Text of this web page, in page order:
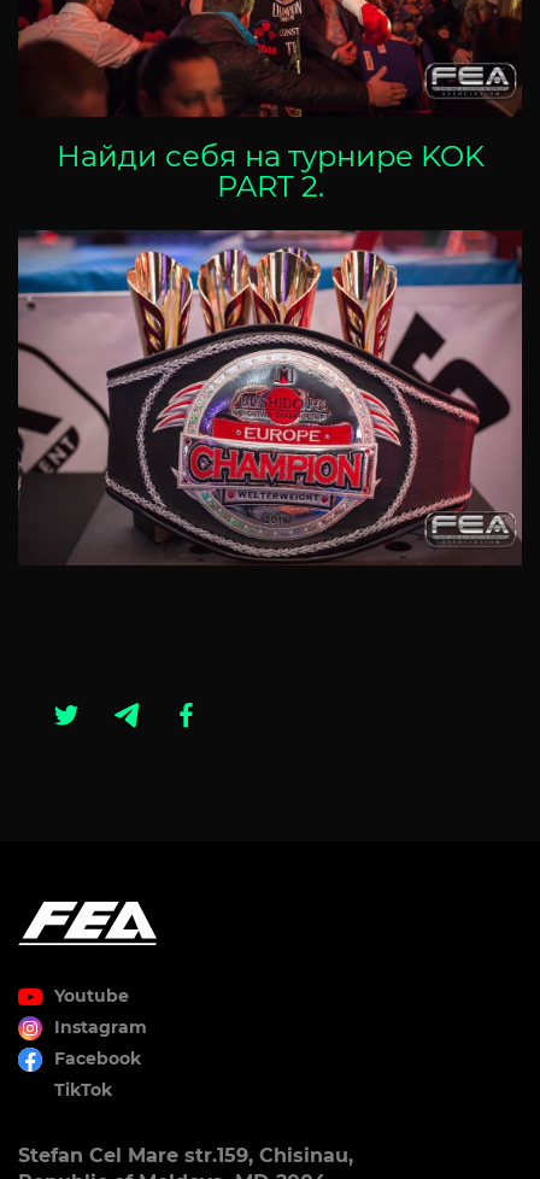
Найди себя на турнире KOK
PART 2.
Youtube
Instagram
Facebook
TikTok
Stefan Cel Mare str.159, Chisinau,